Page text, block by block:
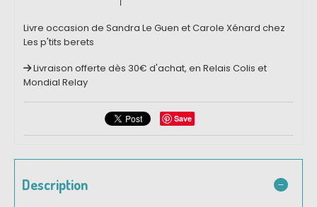
Livre occasion de Sandra Le Guen et Carole Xénard chez
Les p'tits berets
Livraison offerte dès 30€ d'achat, en Relais Colis et
Mondial Relay
Save
Description